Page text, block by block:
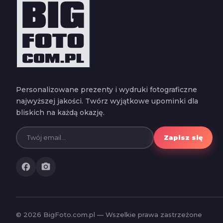
Personalizowane prezenty i wydruki fotograficzne
najwyższej jakości. Twórz wyjątkowe upominki dla
bliskich na każdą okazję.
Zapisz się
facebook photo_camera
© 2026 BigFoto.com.pl — Wszelkie prawa zastrzeżone